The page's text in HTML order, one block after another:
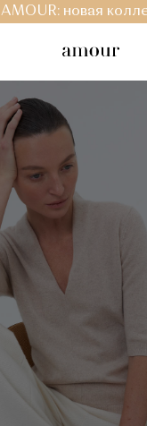
AMOUR: новая